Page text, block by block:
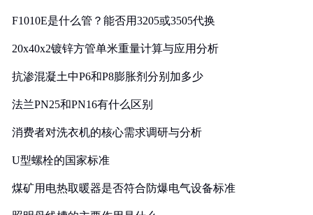
F1010E是什么管？能否用3205或3505代换
20x40x2镀锌方管单米重量计算与应用分析
抗渗混凝土中P6和P8膨胀剂分别加多少
法兰PN25和PN16有什么区别
消费者对洗衣机的核心需求调研与分析
U型螺栓的国家标准
煤矿用电热取暖器是否符合防爆电气设备标准